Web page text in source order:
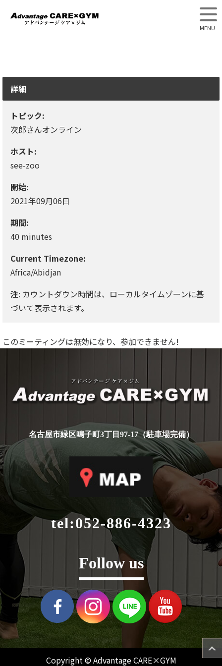
詳細
トピック:
次郎さんオンライン
ホスト:
see-zoo
開始:
2021年09月06日
期間:
40 minutes
Current Timezone:
Africa/Abidjan
注: カウントダウン時間は、ローカルタイムゾーンに基
づいて表示されます。
このミーティングは無効になり、参加できません!
名古屋市緑区鳴子町3丁目97-17（駐車場完備）
tel:052-886-4323
Follow us
Copyright © Advantage CARE×GYM